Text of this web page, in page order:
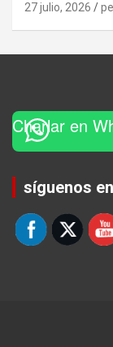
27 julio, 2026
Charlar en
síguenos